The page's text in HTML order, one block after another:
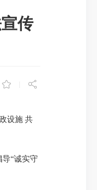
传
 
设施 共
“诚实守